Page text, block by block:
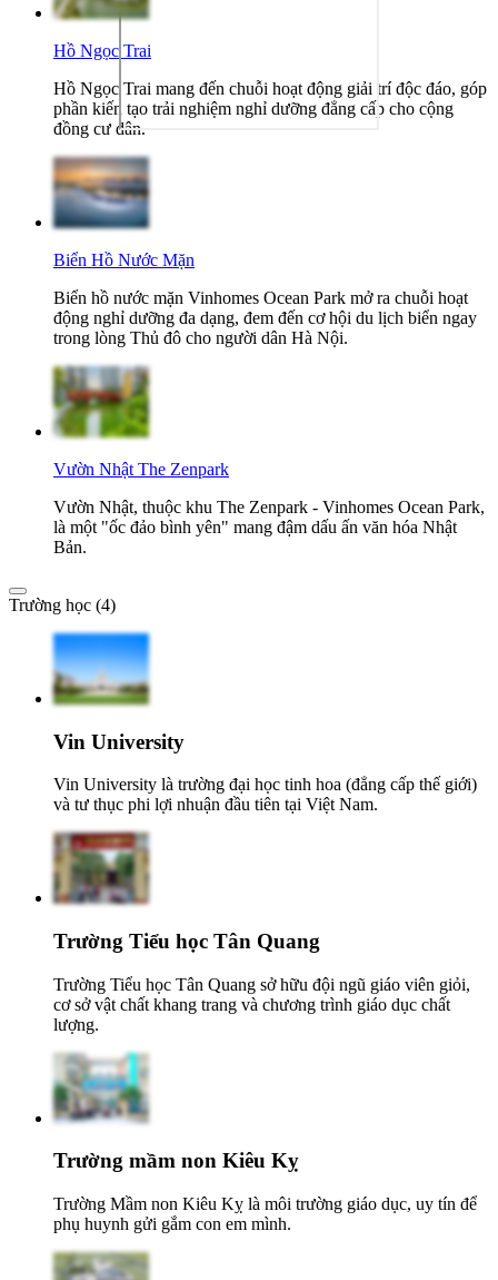
Hồ Ngọc Trai
Hồ Ngọc Trai mang đến chuỗi hoạt động giải trí độc đáo, góp
phần kiến tạo trải nghiệm nghỉ dưỡng đẳng cấp cho cộng
đồng cư dân.
Biển Hồ Nước Mặn
Biển hồ nước mặn Vinhomes Ocean Park mở ra chuỗi hoạt
động nghỉ dưỡng đa dạng, đem đến cơ hội du lịch biển ngay
trong lòng Thủ đô cho người dân Hà Nội.
Vườn Nhật The Zenpark
Vườn Nhật, thuộc khu The Zenpark - Vinhomes Ocean Park,
là một "ốc đảo bình yên" mang đậm dấu ấn văn hóa Nhật
Bản.
Trường học (4)
Vin University
Vin University là trường đại học tinh hoa (đẳng cấp thế giới)
và tư thục phi lợi nhuận đầu tiên tại Việt Nam.
Trường Tiểu học Tân Quang
Trường Tiểu học Tân Quang sở hữu đội ngũ giáo viên giỏi,
cơ sở vật chất khang trang và chương trình giáo dục chất
lượng.
Trường mầm non Kiêu Kỵ
Trường Mầm non Kiêu Kỵ là môi trường giáo dục, uy tín để
phụ huynh gửi gắm con em mình.